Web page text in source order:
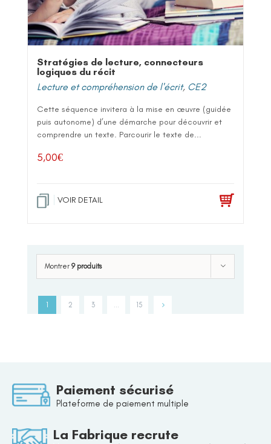
Stratégies de lecture, connecteurs
logiques du récit
Lecture et compréhension de l'écrit, CE2
Cette séquence invitera à la mise en œuvre (guidée
puis autonome) d’une démarche pour découvrir et
comprendre un texte. Parcourir le texte de...
5,00€
VOIR DETAIL
Montrer 9 produits
1 2 3 15
Paiement sécurisé
Plateforme de paiement multiple
La Fabrique recrute